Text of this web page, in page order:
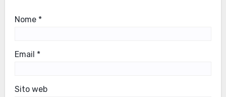
Nome *
Email *
Sito web